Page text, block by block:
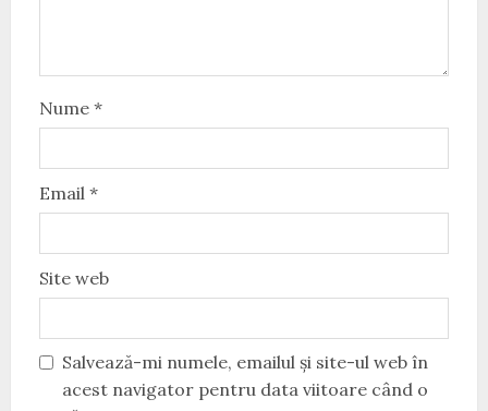
Nume *
Email *
Site web
Salvează-mi numele, emailul și site-ul web în
acest navigator pentru data viitoare când o